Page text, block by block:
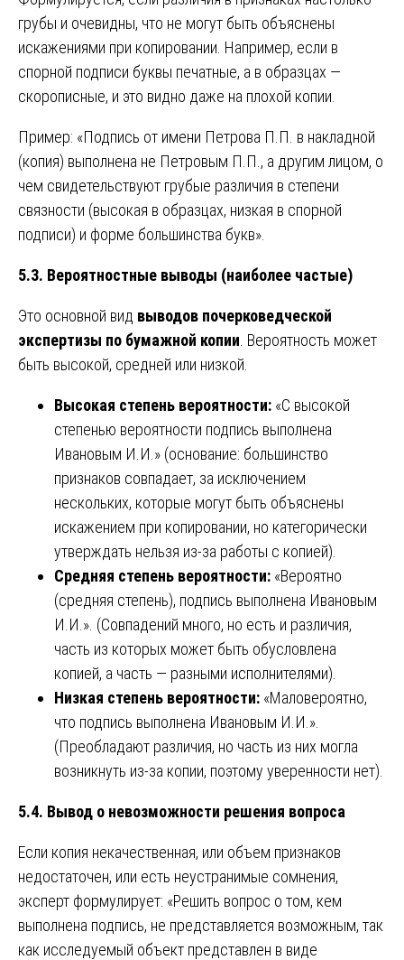
грубы и очевидны, что не могут быть объяснены
искажениями при копировании. Например, если в
спорной подписи буквы печатные, а в образцах —
скорописные, и это видно даже на плохой копии.
Пример: «Подпись от имени Петрова П.П. в накладной
(копия) выполнена не Петровым П.П., а другим лицом, о
чем свидетельствуют грубые различия в степени
связности (высокая в образцах, низкая в спорной
подписи) и форме большинства букв».
5.3. Вероятностные выводы (наиболее частые)
Это основной вид выводов почерковедческой
экспертизы по бумажной копии . Вероятность может
быть высокой, средней или низкой.
Высокая степень вероятности: «С высокой
степенью вероятности подпись выполнена
Ивановым И.И.» (основание: большинство
признаков совпадает, за исключением
нескольких, которые могут быть объяснены
искажением при копировании, но категорически
утверждать нельзя из-за работы с копией).
Средняя степень вероятности: «Вероятно
(средняя степень), подпись выполнена Ивановым
И.И.». (Совпадений много, но есть и различия,
часть из которых может быть обусловлена
копией, а часть — разными исполнителями).
Низкая степень вероятности: «Маловероятно,
что подпись выполнена Ивановым И.И.».
(Преобладают различия, но часть из них могла
возникнуть из-за копии, поэтому уверенности нет).
5.4. Вывод о невозможности решения вопроса
Если копия некачественная, или объем признаков
недостаточен, или есть неустранимые сомнения,
эксперт формулирует: «Решить вопрос о том, кем
выполнена подпись, не представляется возможным, так
как исследуемый объект представлен в виде